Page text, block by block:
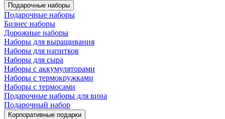
Подарочные наборы
Подарочные наборы
Бизнес наборы
Дорожные наборы
Наборы для выращивания
Наборы для напитков
Наборы для сыра
Наборы с аккумуляторами
Наборы с термокружками
Наборы с термосами
Подарочные наборы для вина
Подарочный набор
Корпоративные подарки